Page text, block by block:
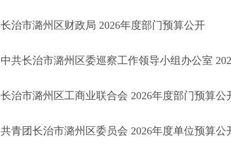
长治市潞州区财政局 2026年度部门预算公开
中共长治市潞州区委巡察工作领导小组办公室
长治市潞州区工商业联合会 2026年度部门预算公
共青团长治市潞州区委员会 2026年度单位预算公